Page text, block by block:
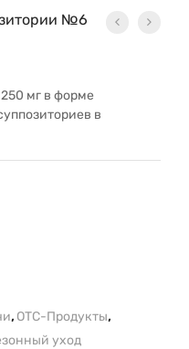
№6
мг в форме
в
, OTC-Продукты,
уход